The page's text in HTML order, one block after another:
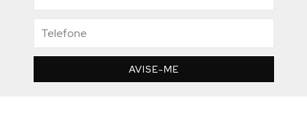
AVISE-ME